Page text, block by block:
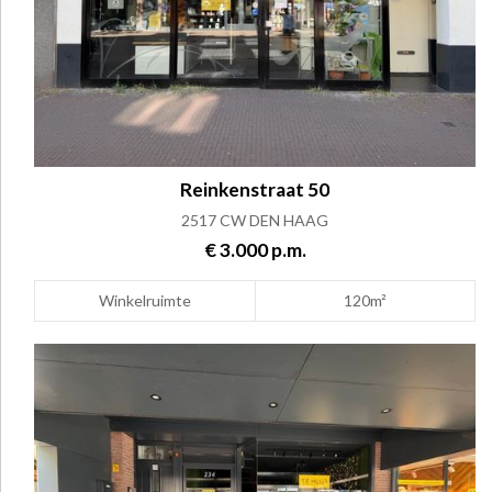
Reinkenstraat 50
2517 CW DEN HAAG
€ 3.000 p.m.
Winkelruimte 120m²